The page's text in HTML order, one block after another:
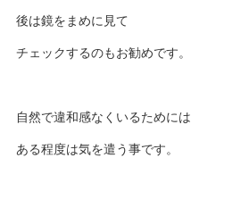
後は鏡をまめに見て
チェックするのもお勧めです。
自然で違和感なくいるためには
ある程度は気を遣う事です。